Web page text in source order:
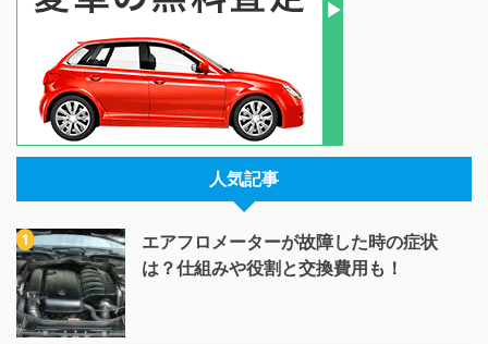
人気記事
エアフロメーターが故障した時の症状
は？仕組みや役割と交換費用も！